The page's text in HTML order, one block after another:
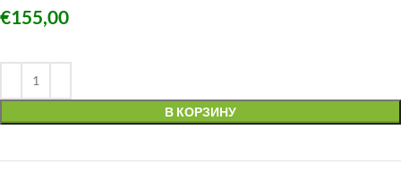
€155,00
В КОРЗИНУ